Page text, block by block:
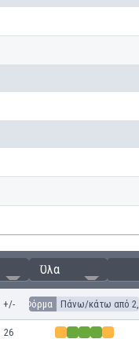
Όλα
+/- Φόρμα Πάνω/κάτω από 2,5
26